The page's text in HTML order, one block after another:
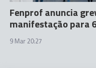
Fenprof anuncia
manifestação para
9 Mar 20:27